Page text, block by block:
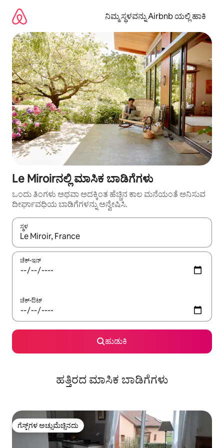
ಹೋಗಿ
ನಿಮ್ಮ ಸ್ಥಳವನ್ನು Airbnb ಯಲ್ಲಿ ಹಾಕಿ
Le Miroirನಲ್ಲಿ ಮಾಸಿಕ ಬಾಡಿಗೆಗಳು
ಒಂದು ತಿಂಗಳು ಅಥವಾ ಅದಕ್ಕಿಂತ ಹೆಚ್ಚಿನ ಕಾಲ ಮನೆಯಂತೆ ಅನಿಸುವ
ದೀರ್ಘಾವಧಿಯ ಬಾಡಿಗೆಗಳನ್ನು ಅನ್ವೇಷಿಸಿ.
ಸ್ಥಳ
ಫಲಿತಾಂಶಗಳು ಲಭ್ಯವಿರುವಾಗ, ಅಪ್ ಮತ್ತು ಡೌನ್ ಬಾಣದ ಕೀಲಿಗಳೊಂದಿಗೆ
ಚೆಕ್-ಇನ್
ಚೆಕ್-ಔಟ್
ಹುಡುಕಿ
ಹತ್ತಿರದ ಮಾಸಿಕ ಬಾಡಿಗೆಗಳು
ಗೆಸ್ಟ್‌ಗಳ ಅಚ್ಚುಮೆಚ್ಚಿನದು
ಗೆಸ್ಟ್‌ಗಳ ಅಚ್ಚುಮೆಚ್ಚಿನದು